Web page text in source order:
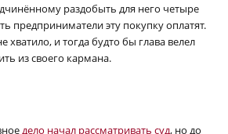
раздобыть для него четыре
предприниматели эту покупку оплатят.
хватило, и тогда будто бы глава велел
из своего кармана.
дело начал рассматривать суд, но до